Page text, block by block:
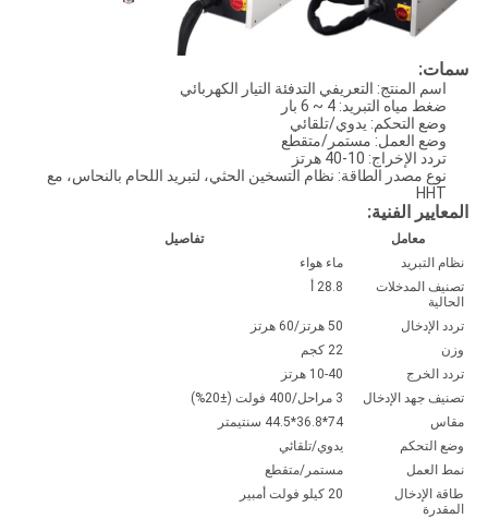
سمات:
اسم المنتج: التعريفي التدفئة التيار الكهربائي
ضغط مياه التبريد: 4 ~ 6 بار
وضع التحكم: يدوي/تلقائي
وضع العمل: مستمر/متقطع
تردد الإخراج: 10-40 هرتز
نوع مصدر الطاقة: نظام التسخين الحثي، لتبريد اللحام بالنحاس، مع
HHT
المعايير الفنية:
معامل
تفاصيل
نظام التبريد
ماء هواء
تصنيف المدخلات
الحالية
28.8 أ
تردد الإدخال
50 هرتز/60 هرتز
وزن
22 كجم
تردد الخرج
10-40 هرتز
تصنيف جهد الإدخال
3 مراحل/400 فولت (±20%)
مقاس
74*36.8*44.5 سنتيمتر
وضع التحكم
يدوي/تلقائي
نمط العمل
مستمر/متقطع
طاقة الإدخال
المقدرة
20 كيلو فولت أمبير